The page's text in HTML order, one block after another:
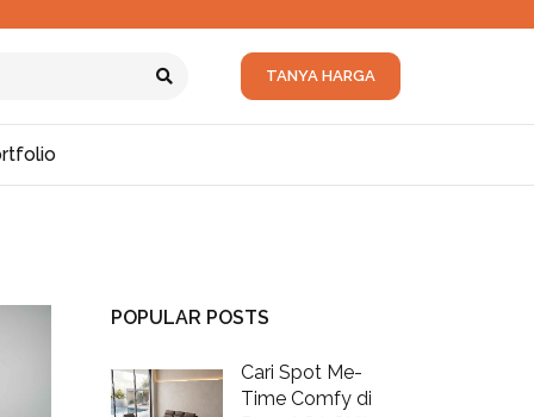
TANYA HARGA
POPULAR POSTS
Cari Spot Me-
Time Comfy di